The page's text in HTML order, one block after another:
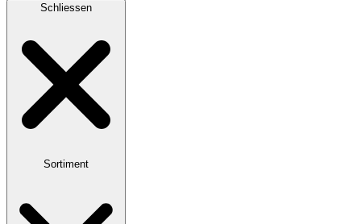
Schliessen
Sortiment